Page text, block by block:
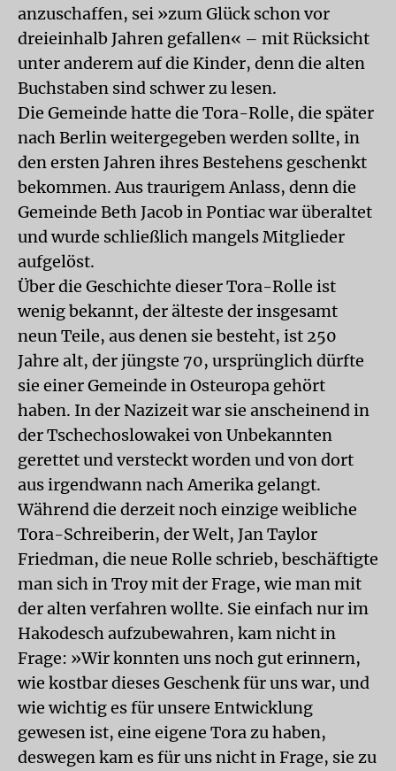
anzuschaffen, sei »zum Glück schon vor
dreieinhalb Jahren gefallen« – mit Rücksicht
unter anderem auf die Kinder, denn die alten
Buchstaben sind schwer zu lesen.
Die Gemeinde hatte die Tora-Rolle, die später
nach Berlin weitergegeben werden sollte, in
den ersten Jahren ihres Bestehens geschenkt
bekommen. Aus traurigem Anlass, denn die
Gemeinde Beth Jacob in Pontiac war überaltet
und wurde schließlich mangels Mitglieder
aufgelöst.
Über die Geschichte dieser Tora-Rolle ist
wenig bekannt, der älteste der insgesamt
neun Teile, aus denen sie besteht, ist 250
Jahre alt, der jüngste 70, ursprünglich dürfte
sie einer Gemeinde in Osteuropa gehört
haben. In der Nazizeit war sie anscheinend in
der Tschechoslowakei von Unbekannten
gerettet und versteckt worden und von dort
aus irgendwann nach Amerika gelangt.
Während die derzeit noch einzige weibliche
Tora-Schreiberin, der Welt, Jan Taylor
Friedman, die neue Rolle schrieb, beschäftigte
man sich in Troy mit der Frage, wie man mit
der alten verfahren wollte. Sie einfach nur im
Hakodesch aufzubewahren, kam nicht in
Frage: »Wir konnten uns noch gut erinnern,
wie kostbar dieses Geschenk für uns war, und
wie wichtig es für unsere Entwicklung
gewesen ist, eine eigene Tora zu haben,
deswegen kam es für uns nicht in Frage, sie zu